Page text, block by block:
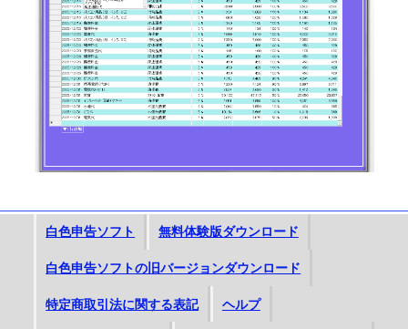
白色申告ソフト 無料体験版ダウンロード
白色申告ソフトの旧バージョンダウンロード
特定商取引法に関する表記 ヘルプ